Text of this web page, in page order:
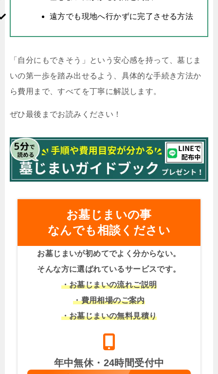
遠方でも現地へ行かずに完了させる方法
「自分にもできそう」という安心感を持って、墓じま
いの第一歩を踏み出せるよう、具体的な手続き方法か
ら費用まで、すべてを丁寧に解説します。
ぜひ最後までお読みください！
お墓じまいの事
なんでも相談ください
お墓じまいが初めてでよく分からない。
そんな方に選ばれているサービスです。
・お墓じまいの流れご説明
・費用相場のご案内
・お墓じまいの無料見積り
年中無休・24時間受付中